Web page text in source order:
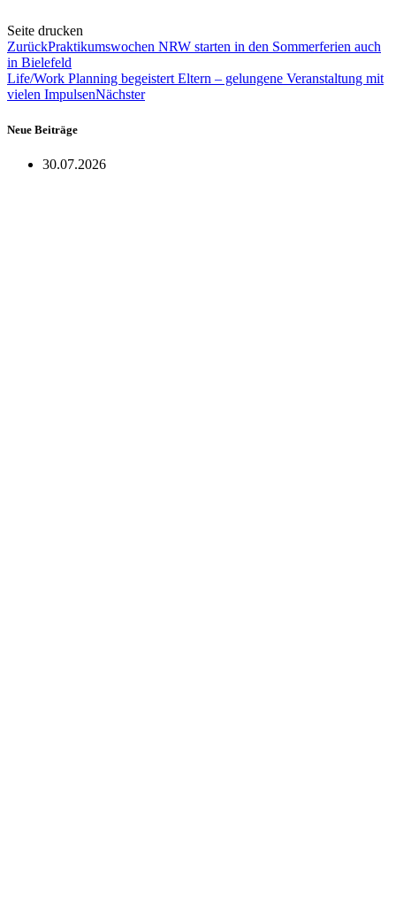
Seite drucken
ZurückPraktikumswochen NRW starten in den Sommerferien auch
in Bielefeld
Life/Work Planning begeistert Eltern – gelungene Veranstaltung mit
vielen ImpulsenNächster
Neue Beiträge
30.07.2026